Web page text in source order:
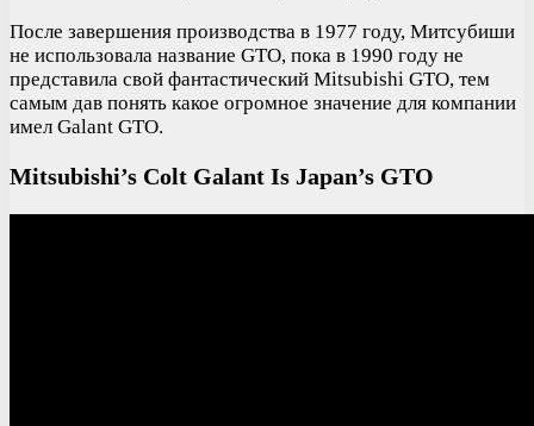
После завершения производства в 1977 году, Митсубиши
не использовала название GTO, пока в 1990 году не
представила свой фантастический Mitsubishi GTO, тем
самым дав понять какое огромное значение для компании
имел Galant GTO.
Mitsubishi’s Colt Galant Is Japan’s GTO